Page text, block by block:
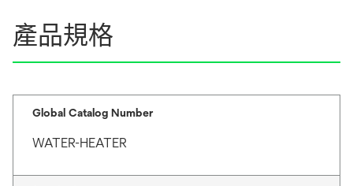
產品規格
Global Catalog Number
WATER-HEATER